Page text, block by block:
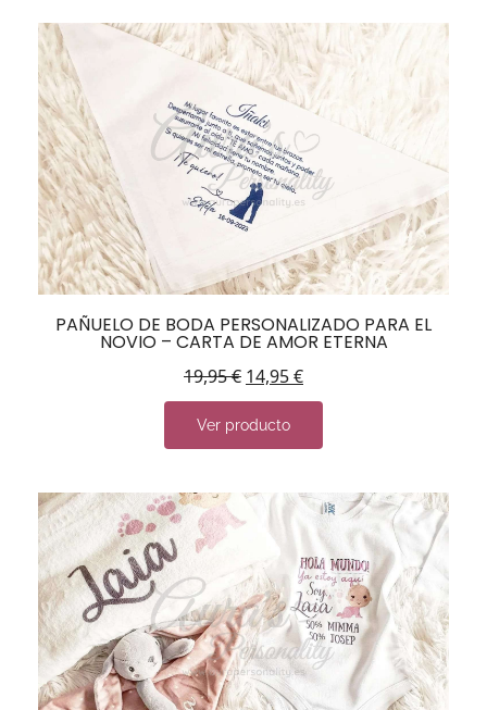
PAÑUELO DE BODA PERSONALIZADO PARA EL
NOVIO – CARTA DE AMOR ETERNA
19,95€ 14,95€
Ver producto